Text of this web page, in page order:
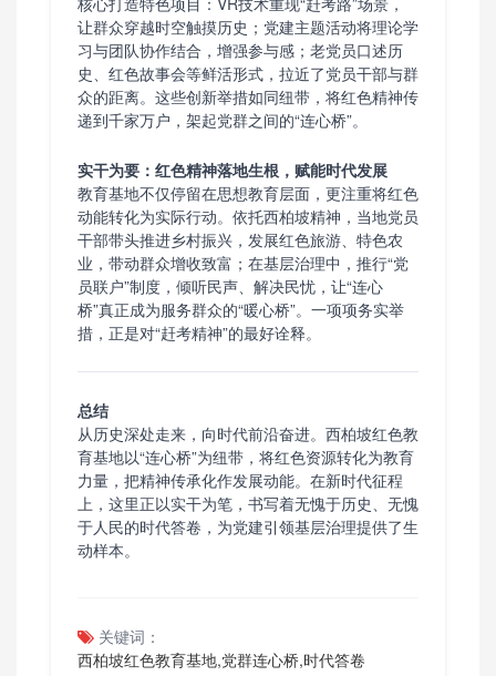
让群众穿越时空触摸历史；党建主题活动将理论学
习与团队协作结合，增强参与感；老党员口述历
史、红色故事会等鲜活形式，拉近了党员干部与群
众的距离。这些创新举措如同纽带，将红色精神传
递到千家万户，架起党群之间的“连心桥”。
实干为要：红色精神落地生根，赋能时代发展
教育基地不仅停留在思想教育层面，更注重将红色
动能转化为实际行动。依托西柏坡精神，当地党员
干部带头推进乡村振兴，发展红色旅游、特色农
业，带动群众增收致富；在基层治理中，推行“党
员联户”制度，倾听民声、解决民忧，让“连心
桥”真正成为服务群众的“暖心桥”。一项项务实举
措，正是对“赶考精神”的最好诠释。
总结
从历史深处走来，向时代前沿奋进。西柏坡红色教
育基地以“连心桥”为纽带，将红色资源转化为教育
力量，把精神传承化作发展动能。在新时代征程
上，这里正以实干为笔，书写着无愧于历史、无愧
于人民的时代答卷，为党建引领基层治理提供了生
动样本。
关键词：
西柏坡红色教育基地,党群连心桥,时代答卷